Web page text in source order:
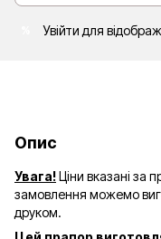
Увійти для
Опис
Увага!Ціни вказані за
замовлення можемо
друком.